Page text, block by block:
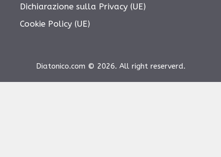
Dichiarazione sulla Privacy (UE)
Cookie Policy (UE)
Diatonico.com © 2026. All right reserverd.